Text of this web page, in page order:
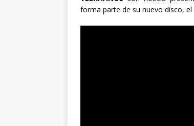
forma parte de su nuevo disco,